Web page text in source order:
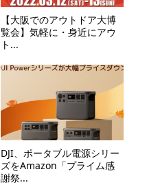
【大阪でのアウトドア大博
覧会】気軽に・身近にアウ
ト...
DJI、ポータブル電源シリー
ズをAmazon「プライム感
謝祭...